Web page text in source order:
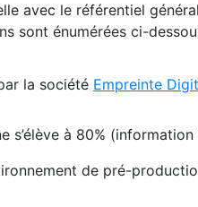
avec le référentiel
sont énumérées ci-
la société Empreinte
s’élève à 80%
de pré-